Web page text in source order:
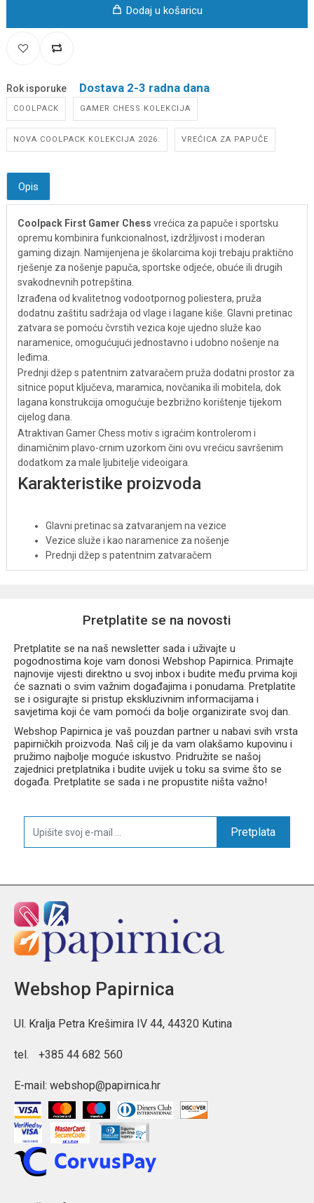
Dodaj u košaricu
Rok isporuke Dostava 2-3 radna dana
COOLPACK GAMER CHESS KOLEKCIJA
NOVA COOLPACK KOLEKCIJA 2026. VREĆICA ZA PAPUČE
Opis
Coolpack First Gamer Chess vrećica za papuče i sportsku
opremu kombinira funkcionalnost, izdržljivost i moderan
gaming dizajn. Namijenjena je školarcima koji trebaju praktično
rješenje za nošenje papuča, sportske odjeće, obuće ili drugih
svakodnevnih potrepština.
Izrađena od kvalitetnog vodootpornog poliestera, pruža
dodatnu zaštitu sadržaja od vlage i lagane kiše. Glavni pretinac
zatvara se pomoću čvrstih vezica koje ujedno služe kao
naramenice, omogućujući jednostavno i udobno nošenje na
leđima.
Prednji džep s patentnim zatvaračem pruža dodatni prostor za
sitnice poput ključeva, maramica, novčanika ili mobitela, dok
lagana konstrukcija omogućuje bezbrižno korištenje tijekom
cijelog dana.
Atraktivan Gamer Chess motiv s igraćim kontrolerom i
dinamičnim plavo-crnim uzorkom čini ovu vrećicu savršenim
dodatkom za male ljubitelje videoigara.
Karakteristike proizvoda
Glavni pretinac sa zatvaranjem na vezice
Vezice služe i kao naramenice za nošenje
Prednji džep s patentnim zatvaračem
Vodootporni poliester za dodatnu zaštitu sadržaja
Prikladna za školu, treninge, izlete i slobodno vrijeme
Dimenzije
32,5 x 42,5 x 1 cm
Materijal
Vodootporni poliester
Održavanje
Preporučuje se ručno čišćenje
Pretplatite se na novosti
Pretplatite se na naš newsletter sada i uživajte u
pogodnostima koje vam donosi Webshop Papirnica. Primajte
najnovije vijesti direktno u svoj inbox i budite među prvima koji
će saznati o svim važnim događajima i ponudama. Pretplatite
se i osigurajte si pristup ekskluzivnim informacijama i
savjetima koji će vam pomoći da bolje organizirate svoj dan.
Webshop Papirnica je vaš pouzdan partner u nabavi svih vrsta
papirničkih proizvoda. Naš cilj je da vam olakšamo kupovinu i
pružimo najbolje moguće iskustvo. Pridružite se našoj
zajednici pretplatnika i budite uvijek u toku sa svime što se
događa. Pretplatite se sada i ne propustite ništa važno!
Pretplata
Webshop Papirnica
Ul. Kralja Petra Krešimira IV 44, 44320 Kutina
tel. +385 44 682 560
E-mail: webshop@papirnica.hr